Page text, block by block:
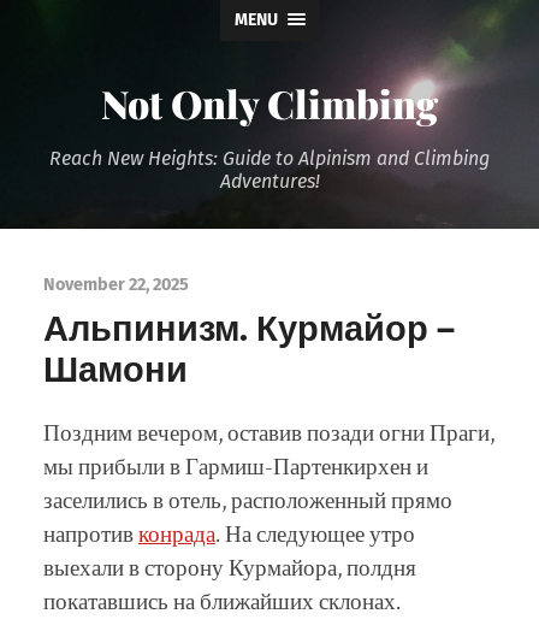
MENU
Not Only Climbing
Reach New Heights: Guide to Alpinism and Climbing
Adventures!
November 22, 2025
Альпинизм. Курмайор –
Шамони
Поздним вечером, оставив позади огни Праги,
мы прибыли в Гармиш-Партенкирхен и
заселились в отель, расположенный прямо
напротивконрада. На следующее утро
выехали в сторону Курмайора, полдня
покатавшись на ближайших склонах.